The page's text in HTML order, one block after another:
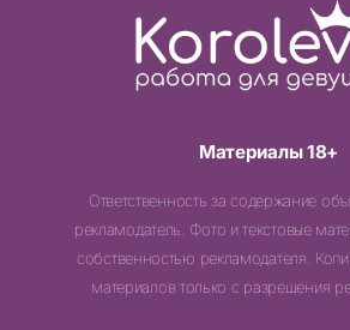
Материалы 18+
Ответственность за содержание
рекламодатель. Фото и текстовые
собственностью рекламодателя.
материалов только с разрешения